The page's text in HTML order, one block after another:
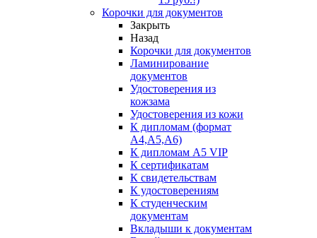
Корочки для документов
Закрыть
Назад
Корочки для документов
Ламинирование
документов
Удостоверения из
кожзама
Удостоверения из кожи
К дипломам (формат
А4,А5,А6)
К дипломам А5 VIP
К сертификатам
К свидетельствам
К удостоверениям
К студенческим
документам
Вкладыши к документам